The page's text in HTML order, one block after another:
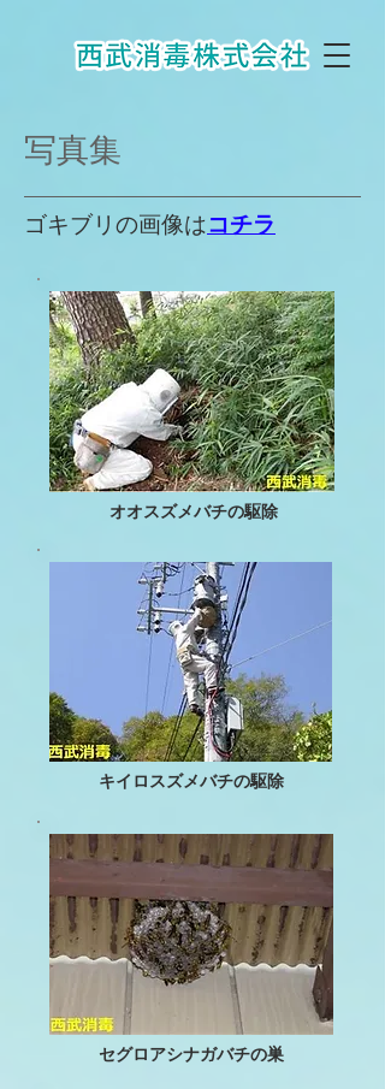
写真集
ゴキブリの画像はコチラ
オオスズメバチの駆除​
キイロスズメバチの駆除​
セグロアシナガバチの巣